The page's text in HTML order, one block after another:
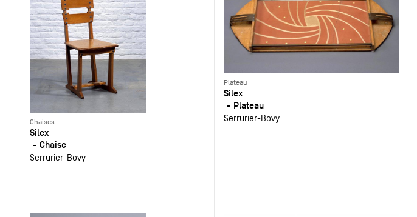
Chaises
Silex
Chaise
Serrurier-Bovy
Plateau
Silex
Plateau
Serrurier-Bovy